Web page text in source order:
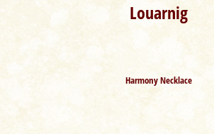
Louarnig
Harmony Necklace